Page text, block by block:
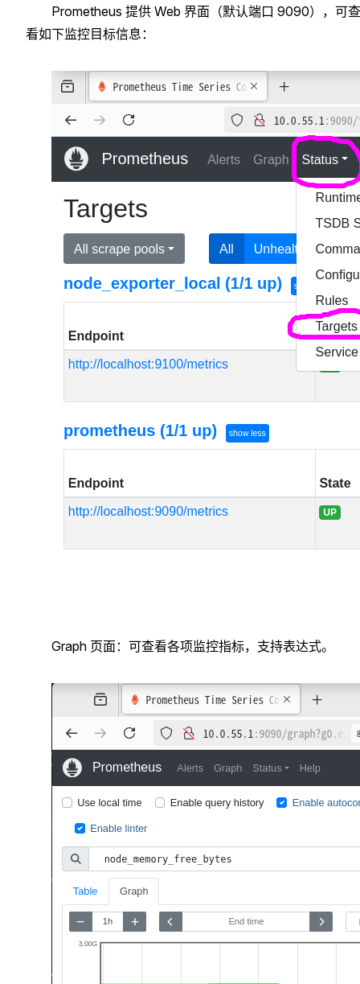
Prometheus 提供 Web 界面（默认端口 9090），可查
看如下监控目标信息：
Graph 页面：可查看各项监控指标，支持表达式。